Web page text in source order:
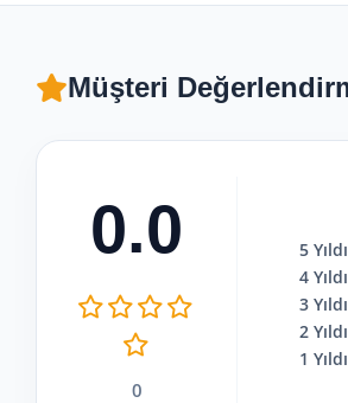
Müşteri
0.0
0
5
4
3
2
1